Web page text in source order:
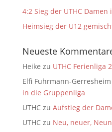
4:2 Sieg der UTHC Damen
Heimsieg der U12
Neueste
Heike zu UTHC Ferienliga
Elfi Fuhrmann-Gerresheim
in die Gruppenliga
UTHCzu Aufstieg der
UTHCzu Neu, neuer,